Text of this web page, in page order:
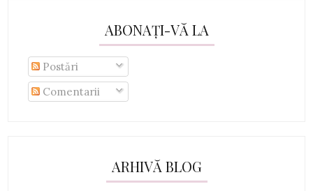
ABONAȚI-VĂ LA
Postări
Comentarii
ARHIVĂ BLOG